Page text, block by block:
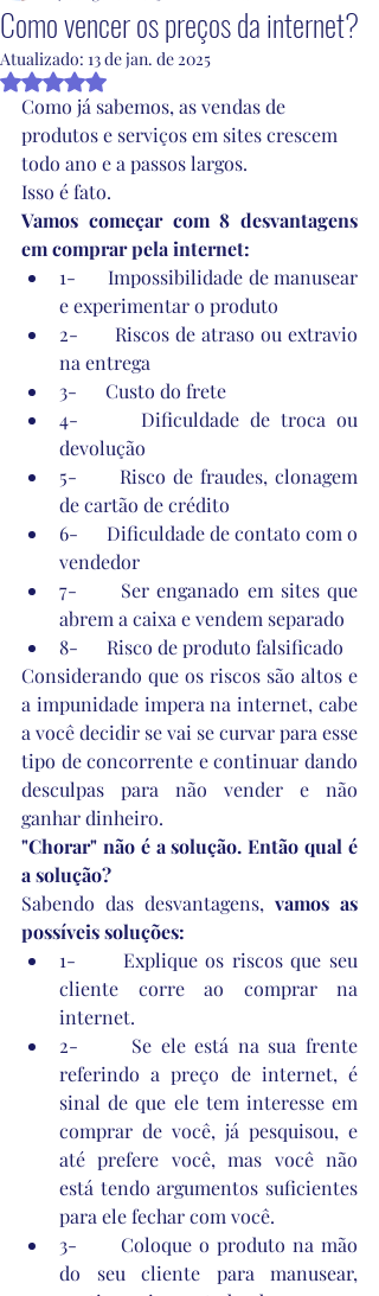
Como vencer os preços da internet?
Atualizado: 13 de jan. de 2025
Avaliado com NaN de 5 estrelas.
Como já sabemos, as vendas de
produtos e serviços em sites crescem
todo ano e a passos largos.
Isso é fato.
Vamos começar com 8 desvantagens
em comprar pela internet:
1-      Impossibilidade de manusear
e experimentar o produto
2-      Riscos de atraso ou extravio
na entrega
3-      Custo do frete
4-      Dificuldade de troca ou
devolução
5-      Risco de fraudes, clonagem
de cartão de crédito
6-      Dificuldade de contato com o
vendedor
7-      Ser enganado em sites que
abrem a caixa e vendem separado
8-      Risco de produto falsificado
Considerando que os riscos são altos e
a impunidade impera na internet, cabe
a você decidir se vai se curvar para esse
tipo de concorrente e continuar dando
desculpas para não vender e não
ganhar dinheiro.
"Chorar" não é a solução. Então qual é
a solução?
Sabendo das desvantagens, vamos as
possíveis soluções:
1-      Explique os riscos que seu
cliente corre ao comprar na
internet.
2-      Se ele está na sua frente
referindo a preço de internet, é
sinal de que ele tem interesse em
comprar de você, já pesquisou, e
até prefere você, mas você não
está tendo argumentos suficientes
para ele fechar com você.
3-      Coloque o produto na mão
do seu cliente para manusear,